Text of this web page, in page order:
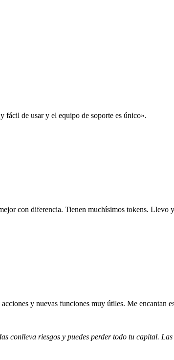
fácil de usar y el equipo de soporte es único».
con diferencia. Tienen muchísimos tokens.
y nuevas funciones muy útiles. Me encantan
conlleva riesgos y puedes perder todo tu capital.